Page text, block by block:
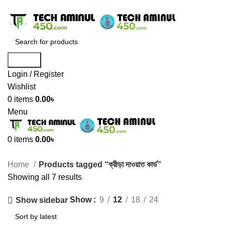
Login / Register
Wishlist
0 items 0.00৳
Menu
0 items 0.00৳
Home
Products tagged “ক্রীড়া দাওয়াত কার্ড”
Showing all 7 results
Show sidebar Show 9 12 18 24